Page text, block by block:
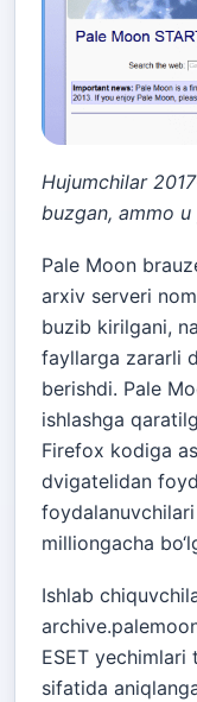
Hujumchilar
buzgan, ammo
Pale Moon
arxiv serveri
buzib kirilgani,
fayllarga zararli
berishdi. Pale
ishlashga
Firefox kodiga
dvigatelidan
milliongacha
Ishlab
ESET yechimlari
sifatida